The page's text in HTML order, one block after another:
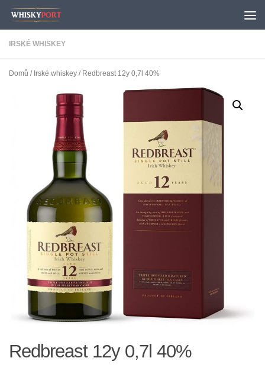
Skip to content
IRSKÉ WHISKEY
Domů / Irské whiskey / Redbreast 12y 0,7l 40%
Redbreast 12y 0,7l 40%